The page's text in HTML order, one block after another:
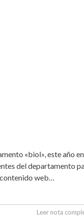
«biol», este año
del departamento
web…
Leer nota